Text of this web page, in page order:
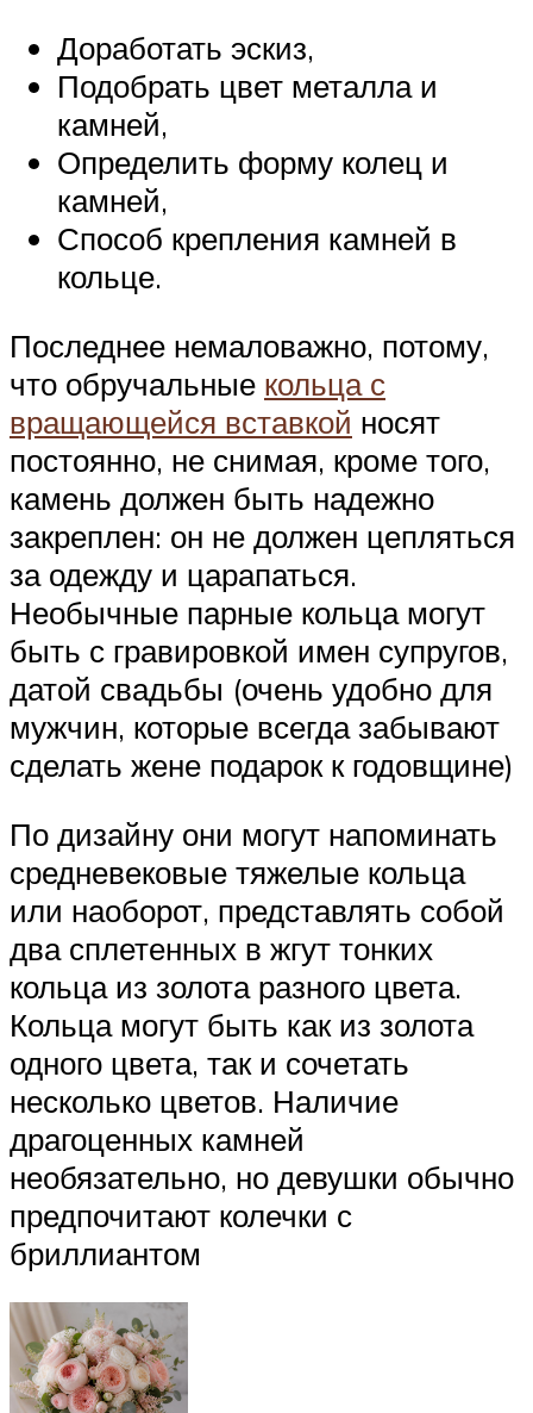
Доработать эскиз,
Подобрать цвет металла и
камней,
Определить форму колец и
камней,
Способ крепления камней в
кольце.
Последнее немаловажно, потому,
что обручальные кольца с
вращающейся вставкой носят
постоянно, не снимая, кроме того,
камень должен быть надежно
закреплен: он не должен цепляться
за одежду и царапаться.
Необычные парные кольца могут
быть с гравировкой имен супругов,
датой свадьбы (очень удобно для
мужчин, которые всегда забывают
сделать жене подарок к годовщине)
По дизайну они могут напоминать
средневековые тяжелые кольца
или наоборот, представлять собой
два сплетенных в жгут тонких
кольца из золота разного цвета.
Кольца могут быть как из золота
одного цвета, так и сочетать
несколько цветов. Наличие
драгоценных камней
необязательно, но девушки обычно
предпочитают колечки с
бриллиантом